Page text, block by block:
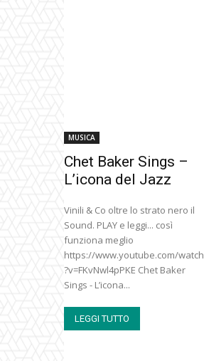
MUSICA
Chet Baker Sings –
L’icona del Jazz
Vinili & Co oltre lo strato nero il
Sound. PLAY e leggi... così
funziona meglio
https://www.youtube.com/watch
?v=FKvNwl4pPKE Chet Baker
Sings - L’icona...
LEGGI TUTTO